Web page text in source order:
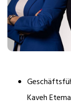
Kaveh